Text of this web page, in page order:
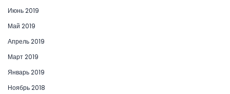
Июнь 2019
Май 2019
Апрель 2019
Март 2019
Январь 2019
Ноябрь 2018